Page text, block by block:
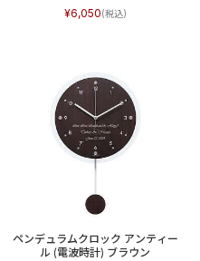
6,050
ペンデュラムクロック アンティー
ル (電波時計) ブラウン